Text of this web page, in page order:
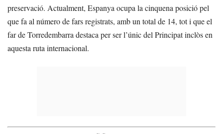
preservació. Actualment, Espanya ocupa la cinquena posició pel
que fa al número de fars registrats, amb un total de 14, tot i que el
far de Torredembarra destaca per ser l’únic del Principat inclòs en
aquesta ruta internacional.